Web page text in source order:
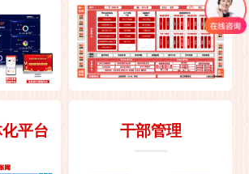
平台 干部管理